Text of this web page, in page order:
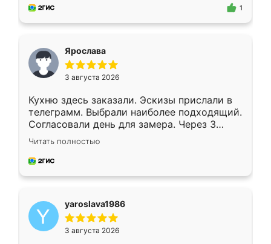
предложил по моему эскизу самый
1
Ярослава
3 августа 2026
Кухню здесь заказали. Эскизы прислали в
телеграмм. Выбрали наиболее подходящий.
Согласовали день для замера. Через 3
недели кухня была уже готова. Остались
довольны работой. Спасибо Ренессанс
мебель за качественную работу!
Читать полностью
yaroslava1986
3 августа 2026